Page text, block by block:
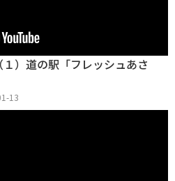
）道の駅「フレッシュあさ
13